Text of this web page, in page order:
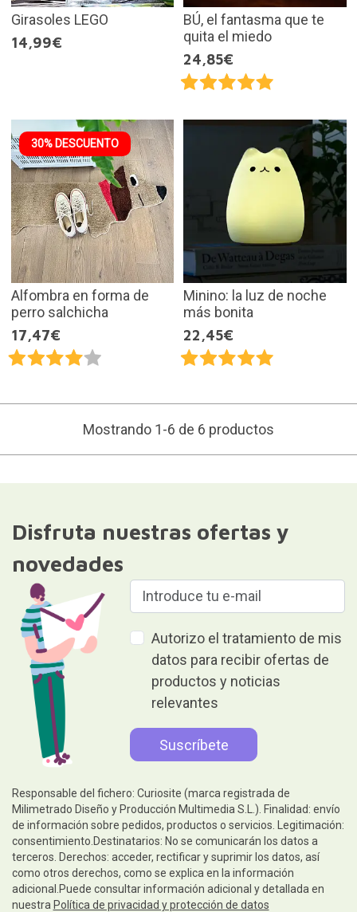
Girasoles LEGO
14,99€
BÚ, el fantasma que te
quita el miedo
24,85€
30% DESCUENTO
Alfombra en forma de
perro salchicha
17,47€
Minino: la luz de noche
más bonita
22,45€
Mostrando 1-6 de 6 productos
Disfruta nuestras ofertas y
novedades
Autorizo el tratamiento de mis
datos para recibir ofertas de
productos y noticias
relevantes
Responsable del fichero: Curiosite (marca registrada de
Milimetrado Diseño y Producción Multimedia S.L.). Finalidad: envío
de información sobre pedidos, productos o servicios. Legitimación:
consentimiento.Destinatarios: No se comunicarán los datos a
terceros. Derechos: acceder, rectificar y suprimir los datos, así
como otros derechos, como se explica en la información
adicional.Puede consultar información adicional y detallada en
nuestra Política de privacidad y protección de datos